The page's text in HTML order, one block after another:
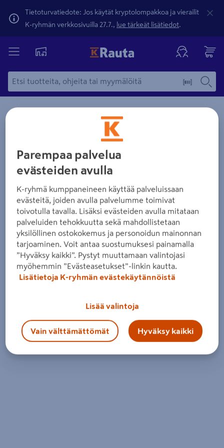
Tietoturvatiedote: Jos käytät kryptolompakkoa ja vierailit
K-ryhmän verkkosivuilla 27.7., lue tärkeät lisätiedot.
Parempaa palvelua
evästeiden avulla
K-ryhmä kumppaneineen käyttää palveluissaan
evästeitä, joiden avulla palvelumme toimivat
toivotulla tavalla. Lisäksi evästeiden avulla mitataan
palveluiden tehokkuutta sekä mahdollistetaan
yksilöllinen ostokokemus ja personoidun mainonnan
tarjoaminen. Voit antaa suostumuksesi painamalla
”Hyväksy kaikki”. Pystyt muuttamaan valintojasi
myöhemmin ”Evästeasetukset”-linkin kautta.
Lisätietoja K-ryhmän evästekäytännöistä
Lisää valintoja
Vain välttämättömät Hyväksy kaikki